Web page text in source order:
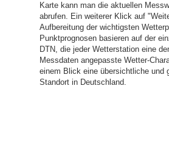
Karte kann man die aktuellen
abrufen. Ein weiterer Klick auf
Aufbereitung der wichtigsten
Punktprognosen basieren auf der
DTN, die jeder Wetterstation eine
Messdaten angepasste Wetter-
einem Blick eine übersichtliche und
Standort in Deutschland.